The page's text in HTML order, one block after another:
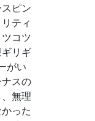
ピン
ティ
コツ
リギ
がい
スの
無理
った